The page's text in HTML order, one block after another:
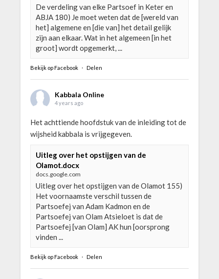
De verdeling van elke Partsoef in Keter en
ABJA 180) Je moet weten dat de [wereld van
het] algemene en [die van] het detail gelijk
zijn aan elkaar. Wat in het algemeen [in het
groot] wordt opgemerkt, ...
Bekijk op Facebook · Delen
Kabbala Online
4 years ago
Het achttiende hoofdstuk van de inleiding tot de
wijsheid kabbala is vrijgegeven.
Uitleg over het opstijgen van de
Olamot.docx
docs.google.com
Uitleg over het opstijgen van de Olamot 155)
Het voornaamste verschil tussen de
Partsoefej van Adam Kadmon en de
Partsoefej van Olam Atsieloet is dat de
Partsoefej [van Olam] AK hun [oorsprong
vinden ...
Bekijk op Facebook · Delen